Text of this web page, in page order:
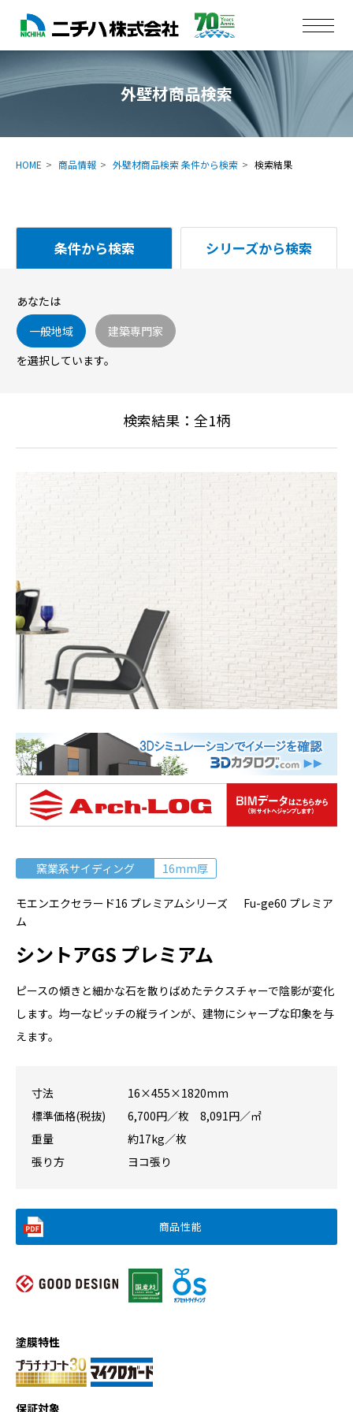
外壁材商品検索
HOME 商品情報 外壁材商品検索 条件から検索 検索結果
条件から検索 シリーズから検索
あなたは
一般地域
建築専門家
を選択しています。
検索結果：全1柄
窯業系サイディング 16mm厚
モエンエクセラード16 プレミアムシリーズ Fu-ge60 プレミア
ム
シントアGS プレミアム
ピースの傾きと細かな石を散りばめたテクスチャーで陰影が変化
します。均一なピッチの縦ラインが、建物にシャープな印象を与
えます。
寸法
16×455×1820mm
標準価格(税抜)
6,700円／枚 8,091円／㎡
重量
約17kg／枚
張り方
ヨコ張り
商品性能
塗膜特性
保証対象